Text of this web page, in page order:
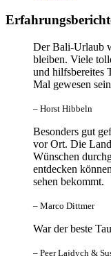
Der Bali-Urlaub
bleiben. Viele
und hilfsbereites
Mal gewesen
– Horst Hibbeln
Besonders gut
vor Ort. Die
Wünschen
entdecken
sehen bekommt.
– Marco Dittmer
War der beste
– Peer Lajdych &